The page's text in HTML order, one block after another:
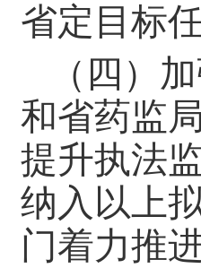
省定目标
（四）
和省药监
提升执法
纳入以上
门着力推